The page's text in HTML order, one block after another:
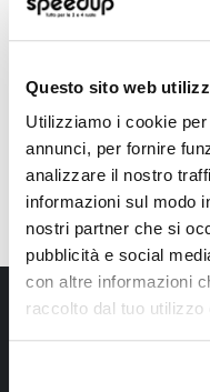
Questo sito web
Utilizziamo i cookie
annunci, per fornire
analizzare il nostro
informazioni sul modo
nostri partner che si
pubblicità e social
con altre informazioni
raccolto dal tuo utilizzo
A partire da
29,70 €
Iscriviti alla